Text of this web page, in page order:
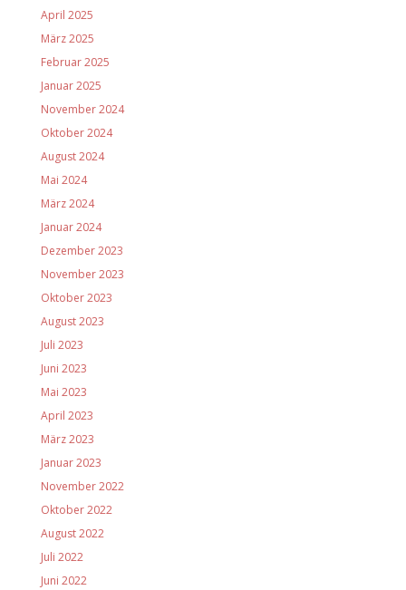
April 2025
März 2025
Februar 2025
Januar 2025
November 2024
Oktober 2024
August 2024
Mai 2024
März 2024
Januar 2024
Dezember 2023
November 2023
Oktober 2023
August 2023
Juli 2023
Juni 2023
Mai 2023
April 2023
März 2023
Januar 2023
November 2022
Oktober 2022
August 2022
Juli 2022
Juni 2022